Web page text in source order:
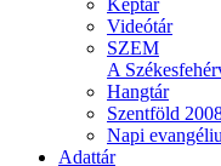
Képtár
Videótár
SZEM
A
Hangtár
Szentföld
Napi
Adattár